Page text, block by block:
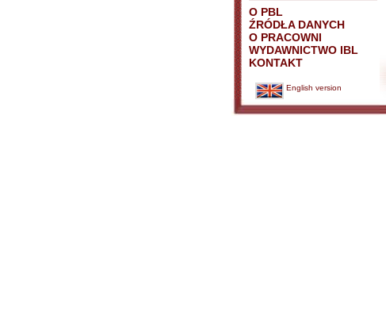
O PBL
ŹRÓDŁA DANYCH
O PRACOWNI
WYDAWNICTWO IBL
KONTAKT
English version